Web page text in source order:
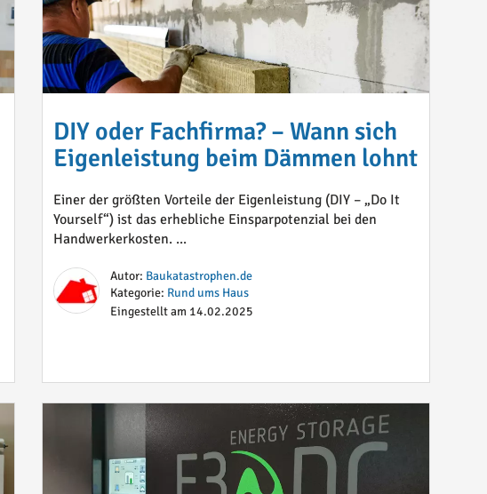
DIY oder Fachfirma? – Wann sich
Eigenleistung beim Dämmen lohnt
Einer der größten Vorteile der Eigenleistung (DIY – „Do It
Yourself“) ist das erhebliche Einsparpotenzial bei den
Handwerkerkosten. ...
Autor: Baukatastrophen.de
Kategorie: Rund ums Haus
Eingestellt am 14.02.2025